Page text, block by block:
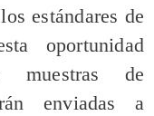
estándares de
oportunidad
muestras de
enviadas a